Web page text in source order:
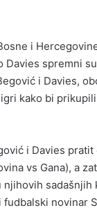
i
Davies spremni
i Davies,
kako bi
i Davies
vs Gana), a
sadašnjih
novinar